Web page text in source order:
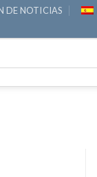
DE NOTICIAS